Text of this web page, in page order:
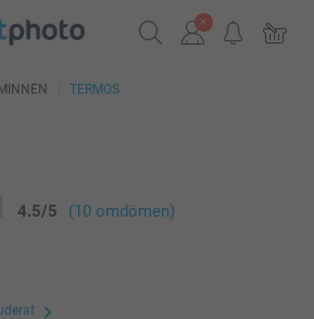
TERMOS
4.5/5 (10 omdömen)